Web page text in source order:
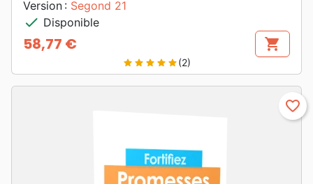
Version : Segond 21
check Disponible
Prix
58,77 € shopping_cart
star star star star star(2)
favorite_border